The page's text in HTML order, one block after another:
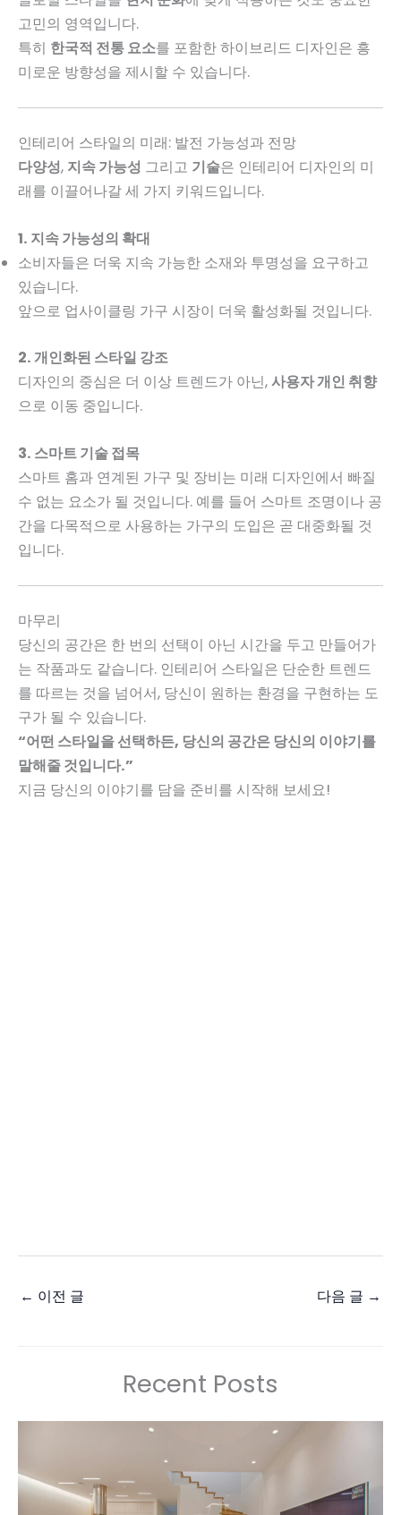
고민의 영역입니다.
특히 한국적 전통 요소를 포함한 하이브리드 디자인은 흥
미로운 방향성을 제시할 수 있습니다.
인테리어 스타일의 미래: 발전 가능성과 전망
다양성, 지속 가능성 그리고 기술은 인테리어 디자인의 미
래를 이끌어나갈 세 가지 키워드입니다.
1. 지속 가능성의 확대
소비자들은 더욱 지속 가능한 소재와 투명성을 요구하고
있습니다.
앞으로 업사이클링 가구 시장이 더욱 활성화될 것입니다.
2. 개인화된 스타일 강조
디자인의 중심은 더 이상 트렌드가 아닌,사용자 개인 취향
으로 이동 중입니다.
3. 스마트 기술 접목
스마트 홈과 연계된 가구 및 장비는 미래 디자인에서 빠질
수 없는 요소가 될 것입니다. 예를 들어 스마트 조명이나 공
간을 다목적으로 사용하는 가구의 도입은 곧 대중화될 것
입니다.
마무리
당신의 공간은 한 번의 선택이 아닌 시간을 두고 만들어가
는 작품과도 같습니다. 인테리어 스타일은 단순한 트렌드
를 따르는 것을 넘어서, 당신이 원하는 환경을 구현하는 도
구가 될 수 있습니다.
“어떤 스타일을 선택하든, 당신의 공간은 당신의 이야기를
말해줄 것입니다.”
지금 당신의 이야기를 담을 준비를 시작해 보세요!
← 이전 글 다음 글 →
Recent Posts